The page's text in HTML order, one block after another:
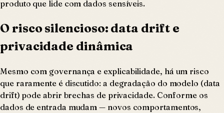
produto que lide com dados sensíveis.
O risco silencioso: data drift e
privacidade dinâmica
Mesmo com governança e explicabilidade, há um risco
que raramente é discutido: a degradação do modelo (data
drift) pode abrir brechas de privacidade. Conforme os
dados de entrada mudam — novos comportamentos,